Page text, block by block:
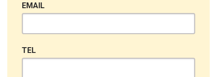
EMAIL
TEL